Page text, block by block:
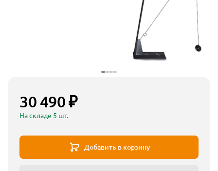
30 490 ₽
На складе 5 шт.
Добавить в корзину